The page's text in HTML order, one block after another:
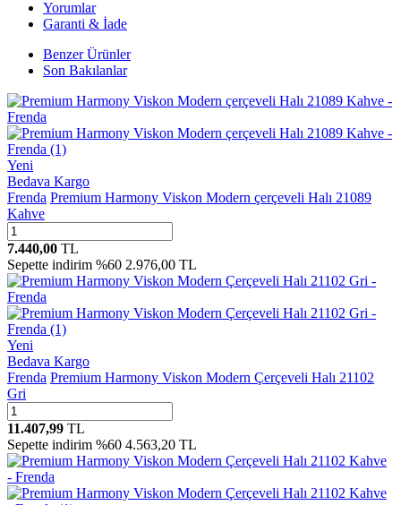
Yorumlar
Garanti & İade
Benzer Ürünler
Son Bakılanlar
Yeni
Bedava Kargo
Frenda Premium Harmony Viskon Modern çerçeveli Halı 21089
Kahve
7.440,00 TL
Sepette indirim %60 2.976,00 TL
Yeni
Bedava Kargo
Frenda Premium Harmony Viskon Modern Çerçeveli Halı 21102
Gri
11.407,99 TL
Sepette indirim %60 4.563,20 TL